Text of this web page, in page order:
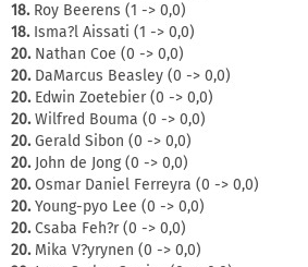
18.Roy Beerens (1 -> 0,0)
18.Isma?l Aissati (1 -> 0,0)
20.Nathan Coe (0 -> 0,0)
20.DaMarcus Beasley (0 -> 0,0)
20.Edwin Zoetebier (0 -> 0,0)
20.Wilfred Bouma (0 -> 0,0)
20.Gerald Sibon (0 -> 0,0)
20.John de Jong (0 -> 0,0)
20.Osmar Daniel Ferreyra (0 -> 0,0)
20.Young-pyo Lee (0 -> 0,0)
20.Csaba Feh?r (0 -> 0,0)
20.Mika V?yrynen (0 -> 0,0)